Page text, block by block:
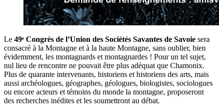
Le 49ᵉ Congrès de l’Union des Sociétés Savantes de Savoie sera
consacré à la Montagne et à la haute Montagne, sans oublier, bien
évidemment, les montagnards et montagnardes ! Pour un tel sujet,
nul lieu de rencontre ne pouvait être plus adéquat que Chamonix.
Plus de quarante intervenants, historiens et historiens des arts, mais
aussi archéologues, géographes, géologues, biologistes, sociologues
ou encore acteurs et témoins du monde la montagne, proposeront
des recherches inédites et les soumettront au débat.